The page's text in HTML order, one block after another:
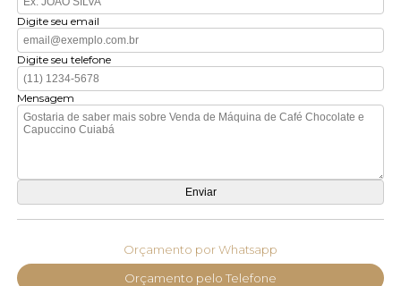
Digite seu email
Digite seu telefone
Mensagem
Orçamento por Whatsapp
Orçamento pelo Telefone